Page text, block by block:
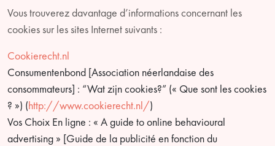
Vous trouverez davantage d’informations concernant les
cookies sur les sites Internet suivants :
Cookierecht.nl
Consumentenbond [Association néerlandaise des
consommateurs] : “Wat zijn cookies?” (« Que sont les cookies
? ») (http://www.cookierecht.nl/)
Vos Choix En ligne : « A guide to online behavioural
advertising » [Guide de la publicité en fonction du